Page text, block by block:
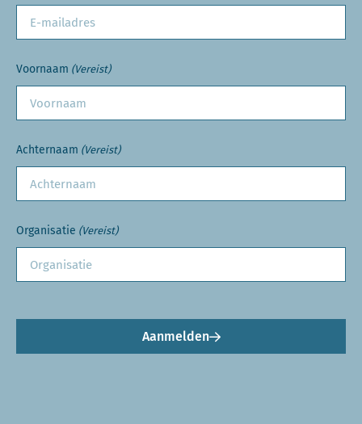
Voornaam (Vereist)
Achternaam (Vereist)
Organisatie (Vereist)
Aanmelden